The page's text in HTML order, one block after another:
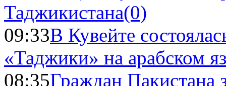
Таджикистана(0)
09:33В Кувейте
«Таджики» на арабском
08:35Граждан Пакистана